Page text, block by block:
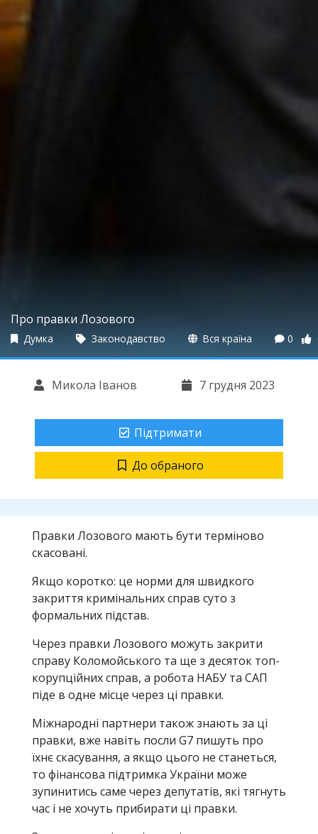
Про правки Лозового
Думка Законодавство Вся країна 0
Микола Іванов 7 грудня 2023
Підтримати
До обраного
Правки Лозового мають бути терміново
скасовані.
Якщо коротко: це норми для швидкого
закриття кримінальних справ суто з
формальних підстав.
Через правки Лозового можуть закрити
справу Коломойського та ще з десяток топ-
корупційних справ, а робота НАБУ та САП
піде в одне місце через ці правки.
Міжнародні партнери також знають за ці
правки, вже навіть посли G7 пишуть про
їхнє скасування, а якщо цього не станеться,
то фінансова підтримка України може
зупинитись саме через депутатів, які тягнуть
час і не хочуть прибирати ці правки.